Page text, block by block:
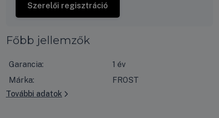
Szerelői regisztráció
Főbb jellemzők
Garancia:
1 év
Márka:
FROST
További adatok